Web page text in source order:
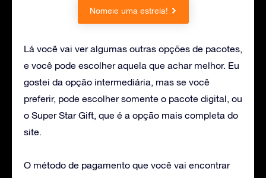
Nomeie uma estrela!
Lá você vai ver algumas outras opções de pacotes,
e você pode escolher aquela que achar melhor. Eu
gostei da opção intermediária, mas se você
preferir, pode escolher somente o pacote digital, ou
o Super Star Gift, que é a opção mais completa do
site.
O método de pagamento que você vai encontrar